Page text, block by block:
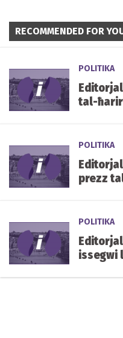
RECOMMENDED FOR
POLITIKA
tal-ħarir
POLITIKA
prezz
POLITIKA
issegwi